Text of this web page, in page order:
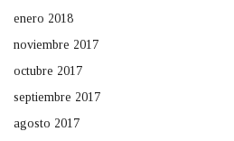
enero 2018
noviembre 2017
octubre 2017
septiembre 2017
agosto 2017